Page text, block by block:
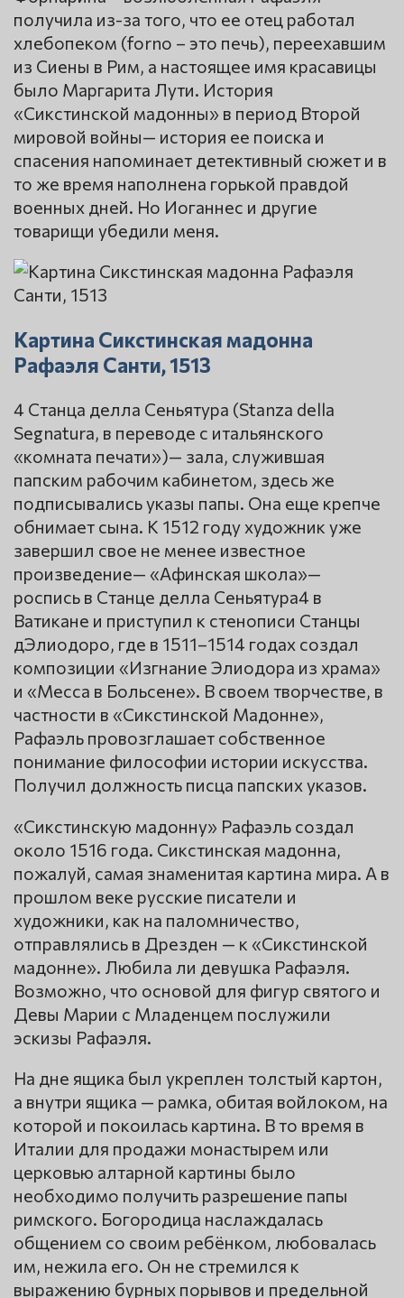
получила из-за того, что ее отец работал
хлебопеком (forno – это печь), переехавшим
из Сиены в Рим, а настоящее имя красавицы
было Маргарита Лути. История
«Сикстинской мадонны» в период Второй
мировой войны— история ее поиска и
спасения напоминает детективный сюжет и в
то же время наполнена горькой правдой
военных дней. Но Иоганнес и другие
товарищи убедили меня.
Картина Сикстинская мадонна
Рафаэля Санти, 1513
4 Станца делла Сеньятура (Stanza della
Segnatura, в переводе с итальянского
«комната печати»)— зала, служившая
папским рабочим кабинетом, здесь же
подписывались указы папы. Она еще крепче
обнимает сына. К 1512 году художник уже
завершил свое не менее известное
произведение— «Афинская школа»—
роспись в Станце делла Сеньятура4 в
Ватикане и приступил к стенописи Станцы
дЭлиодоро, где в 1511–1514 годах создал
композиции «Изгнание Элиодора из храма»
и «Месса в Больсене». В своем творчестве, в
частности в «Сикстинской Мадонне»,
Рафаэль провозглашает собственное
понимание философии истории искусства.
Получил должность писца папских указов.
«Сикстинскую мадонну» Рафаэль создал
около 1516 года. Сикстинская мадонна,
пожалуй, самая знаменитая картина мира. А в
прошлом веке русские писатели и
художники, как на паломничество,
отправлялись в Дрезден — к «Сикстинской
мадонне». Любила ли девушка Рафаэля.
Возможно, что основой для фигур святого и
Девы Марии с Младенцем послужили
эскизы Рафаэля.
На дне ящика был укреплен толстый картон,
а внутри ящика — рамка, обитая войлоком, на
которой и покоилась картина. В то время в
Италии для продажи монастырем или
церковью алтарной картины было
необходимо получить разрешение папы
римского. Богородица наслаждалась
общением со своим ребёнком, любовалась
им, нежила его. Он не стремился к
выражению бурных порывов и предельной